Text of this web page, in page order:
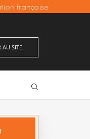
française
AU SITE